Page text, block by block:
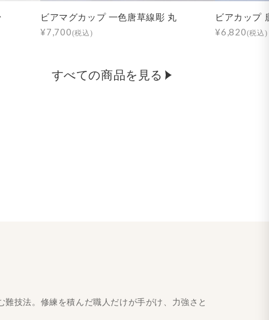
ビアマグカップ 一色唐草線彫 丸
¥7,700(税込)
ビアカップ
¥6,820(税込)
すべての商品を見る
技法。修練を積んだ職人だけが手がけ、力強さと